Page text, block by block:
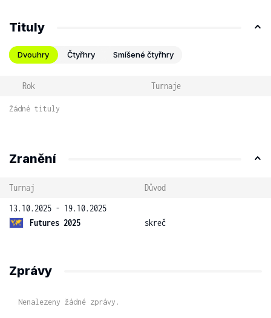
Tituly
Dvouhry Čtyřhry Smíšené čtyřhry
Rok Turnaje
Žádné tituly
Zranění
Turnaj
Důvod
13.10.2025 - 19.10.2025
Futures 2025
skreč
Zprávy
Nenalezeny žádné zprávy.